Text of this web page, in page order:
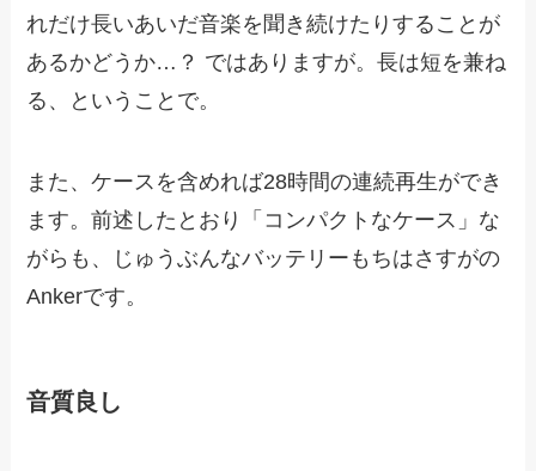
れだけ長いあいだ音楽を聞き続けたりすることが
あるかどうか…？ ではありますが。長は短を兼ね
る、ということで。
また、ケースを含めれば28時間の連続再生ができ
ます。前述したとおり「コンパクトなケース」な
がらも、じゅうぶんなバッテリーもちはさすがの
Ankerです。
音質良し